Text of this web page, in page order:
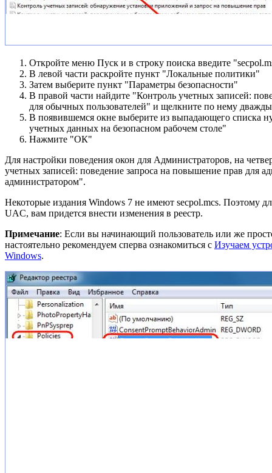
Откройте меню Пуск и в строку поиска введите
В левой части раскройте пункт "Локальные политики"
Затем выберите пункт "Параметры безопасности"
В правой части найдите "Контроль учетных записей:
для обычных пользователей" и щелкните по нему дважды
В появившемся окне выберите из выпадающего списка
учетных данных на безопасном рабочем столе"
Нажмите "ОК"
Для настройки поведения окон для Администраторов, на
учетных записей: поведение запроса на повышение прав для
администратором".
Некоторые издания Windows 7 не имеют secpol.mcs. Поэтому
UAC, вам придется внести изменения в реестр.
Примечание: Если вы начинающий пользователь или же
настоятельно рекомендуем сперва ознакомиться с Изучаем
Windows.